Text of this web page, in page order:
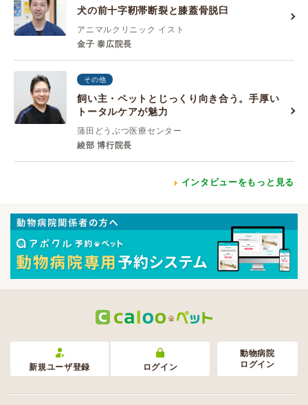
犬の前十字靭帯断裂と膝蓋骨脱臼
アニマルクリニック イスト
金子 泰広院長
その他
飼い主・ペットとじっくり向き合う。手厚い
トータルケアが魅力
蒲田どうぶつ医療センター
綾部 博行院長
インタビューをもっと見る
新規ユーザ登録 ログイン
動物病院
ログイン